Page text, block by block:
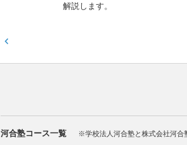
解説します。
河合塾コース一覧 ※学校法人河合塾と株式会社河合